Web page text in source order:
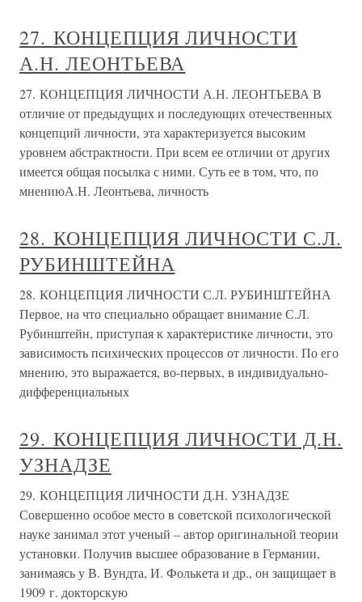
27. КОНЦЕПЦИЯ ЛИЧНОСТИ
А.Н. ЛЕОНТЬЕВА
27. КОНЦЕПЦИЯ ЛИЧНОСТИ А.Н. ЛЕОНТЬЕВА В
отличие от предыдущих и последующих отечественных
концепций личности, эта характеризуется высоким
уровнем абстрактности. При всем ее отличии от других
имеется общая посылка с ними. Суть ее в том, что, по
мнениюА.Н. Леонтьева, личность
28. КОНЦЕПЦИЯ ЛИЧНОСТИ С.Л.
РУБИНШТЕЙНА
28. КОНЦЕПЦИЯ ЛИЧНОСТИ С.Л. РУБИНШТЕЙНА
Первое, на что специально обращает внимание С.Л.
Рубинштейн, приступая к характеристике личности, это
зависимость психических процессов от личности. По его
мнению, это выражается, во-первых, в индивидуально-
дифференциальных
29. КОНЦЕПЦИЯ ЛИЧНОСТИ Д.Н.
УЗНАДЗЕ
29. КОНЦЕПЦИЯ ЛИЧНОСТИ Д.Н. УЗНАДЗЕ
Совершенно особое место в советской психологической
науке занимал этот ученый – автор оригинальной теории
установки. Получив высшее образование в Германии,
занимаясь у В. Вундта, И. Фолькета и др., он защищает в
1909 г. докторскую